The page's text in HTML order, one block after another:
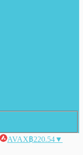
AVAX฿220.54▼